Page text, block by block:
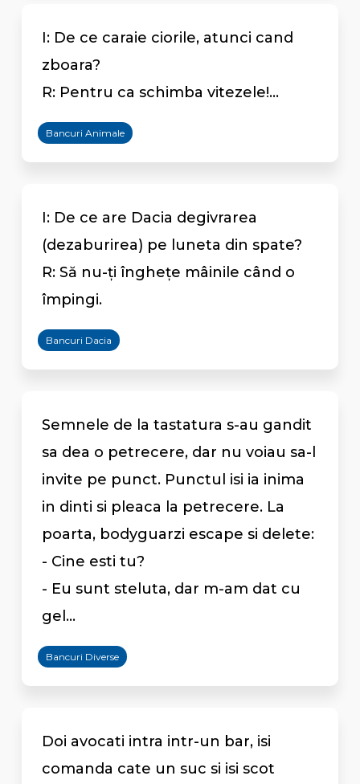
I: De ce caraie ciorile, atunci cand
zboara?
R: Pentru ca schimba vitezele!...
Bancuri Animale
I: De ce are Dacia degivrarea
(dezaburirea) pe luneta din spate?
R: Să nu-ți înghețe mâinile când o
împingi.
Bancuri Dacia
Semnele de la tastatura s-au gandit
sa dea o petrecere, dar nu voiau sa-l
invite pe punct. Punctul isi ia inima
in dinti si pleaca la petrecere. La
poarta, bodyguarzi escape si delete:
- Cine esti tu?
- Eu sunt steluta, dar m-am dat cu
gel...
Bancuri Diverse
Doi avocati intra intr-un bar, isi
comanda cate un suc si isi scot